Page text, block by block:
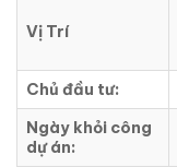
Vị Trí
Chủ đầu tư:
Ngày khỏi công
dự án: